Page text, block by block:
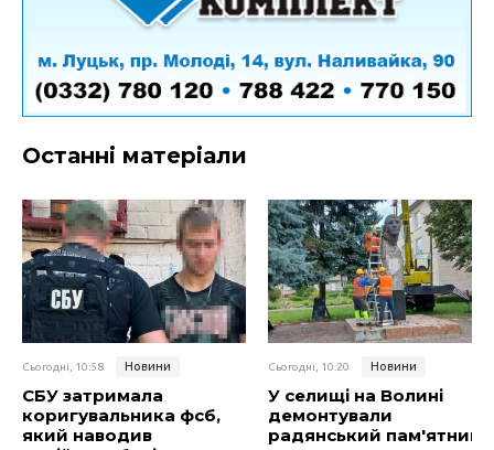
Останні матеріали
Сьогодні, 10:58 Новини
СБУ затримала
коригувальника фсб,
який наводив
Сьогодні, 10:20 Новини
У селищі на Волині
демонтували
радянський пам'ятник